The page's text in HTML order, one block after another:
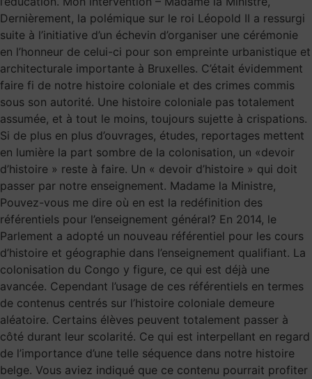
Dernièrement, la polémique sur le roi Léopold II a ressurgi
suite à l’initiative d’un échevin d’organiser une cérémonie
en l’honneur de celui-ci pour son empreinte urbanistique et
architecturale importante à Bruxelles. C’était évidemment
faire fi de notre histoire coloniale et des crimes commis
sous son autorité. Une histoire coloniale pas totalement
assumée, et à tout le moins, toujours sujette à crispations.
Si de plus en plus d’ouvrages, études, reportages mettent
en lumière la part sombre de la colonisation, un «devoir
d’histoire » reste à faire. Un « devoir d’histoire » qui doit
passer par notre enseignement. Madame la Ministre,
Pouvez-vous me dire où en est la redéfinition des
référentiels pour l’enseignement général? En 2014, le
Parlement a adopté un nouveau référentiel pour les cours
d’histoire et géographie dans l’enseignement qualifiant. La
colonisation du Congo y figure, ce qui est déjà une
avancée. Cependant l’usage de ces référentiels en termes
de contenus centrés sur l’histoire coloniale demeure
aléatoire. Certains élèves peuvent totalement passer à
côté durant leur scolarité. Ce qui est interpellant en regard
de l’importance d’une telle séquence dans notre histoire
belge. Vous aviez indiqué que ce contenu pourrait profiter